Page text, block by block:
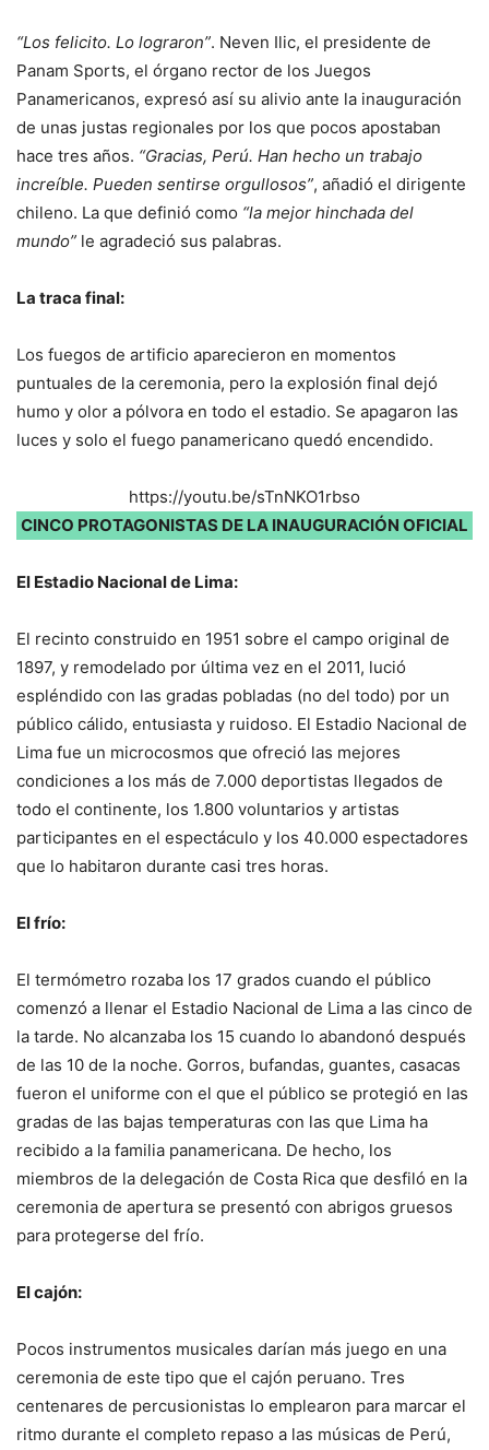
“Los felicito. Lo lograron”. Neven Ilic, el presidente de
Panam Sports, el órgano rector de los Juegos
Panamericanos, expresó así su alivio ante la inauguración
de unas justas regionales por los que pocos apostaban
hace tres años. “Gracias, Perú. Han hecho un trabajo
increíble. Pueden sentirse orgullosos”, añadió el dirigente
chileno. La que definió como “la mejor hinchada del
mundo” le agradeció sus palabras.
La traca final:
Los fuegos de artificio aparecieron en momentos
puntuales de la ceremonia, pero la explosión final dejó
humo y olor a pólvora en todo el estadio. Se apagaron las
luces y solo el fuego panamericano quedó encendido.
https://youtu.be/sTnNKO1rbso
CINCO PROTAGONISTAS DE LA INAUGURACIÓN OFICIAL
El Estadio Nacional de Lima:
El recinto construido en 1951 sobre el campo original de
1897, y remodelado por última vez en el 2011, lució
espléndido con las gradas pobladas (no del todo) por un
público cálido, entusiasta y ruidoso. El Estadio Nacional de
Lima fue un microcosmos que ofreció las mejores
condiciones a los más de 7.000 deportistas llegados de
todo el continente, los 1.800 voluntarios y artistas
participantes en el espectáculo y los 40.000 espectadores
que lo habitaron durante casi tres horas.
El frío:
El termómetro rozaba los 17 grados cuando el público
comenzó a llenar el Estadio Nacional de Lima a las cinco de
la tarde. No alcanzaba los 15 cuando lo abandonó después
de las 10 de la noche. Gorros, bufandas, guantes, casacas
fueron el uniforme con el que el público se protegió en las
gradas de las bajas temperaturas con las que Lima ha
recibido a la familia panamericana. De hecho, los
miembros de la delegación de Costa Rica que desfiló en la
ceremonia de apertura se presentó con abrigos gruesos
para protegerse del frío.
El cajón:
Pocos instrumentos musicales darían más juego en una
ceremonia de este tipo que el cajón peruano. Tres
centenares de percusionistas lo emplearon para marcar el
ritmo durante el completo repaso a las músicas de Perú,